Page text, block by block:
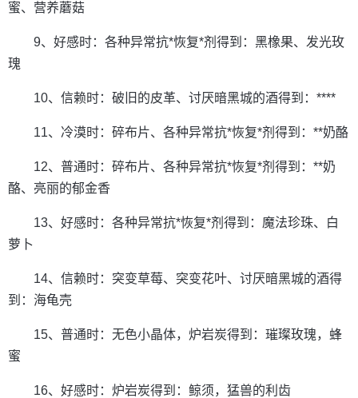
蜜、营养蘑菇
9、好感时：各种异常抗*恢复*剂得到：黑橡果、发光玫
瑰
10、信赖时：破旧的皮革、讨厌暗黑城的酒得到：****
11、冷漠时：碎布片、各种异常抗*恢复*剂得到：**奶酪
12、普通时：碎布片、各种异常抗*恢复*剂得到：**奶
酪、亮丽的郁金香
13、好感时：各种异常抗*恢复*剂得到：魔法珍珠、白
萝卜
14、信赖时：突变草莓、突变花叶、讨厌暗黑城的酒得
到：海龟壳
15、普通时：无色小晶体，炉岩炭得到：璀璨玫瑰，蜂
蜜
16、好感时：炉岩炭得到：鲸须，猛兽的利齿